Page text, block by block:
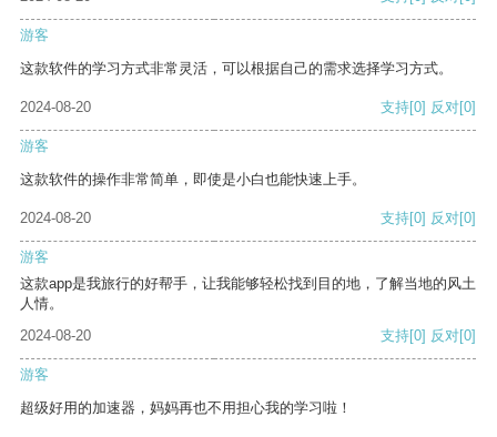
游客
这款软件的学习方式非常灵活，可以根据自己的需求选择学习方式。
2024-08-20 支持[0] 反对[0]
游客
这款软件的操作非常简单，即使是小白也能快速上手。
2024-08-20 支持[0] 反对[0]
游客
这款app是我旅行的好帮手，让我能够轻松找到目的地，了解当地的风土
人情。
2024-08-20
支持[0] 反对[0]
游客
超级好用的加速器，妈妈再也不用担心我的学习啦！